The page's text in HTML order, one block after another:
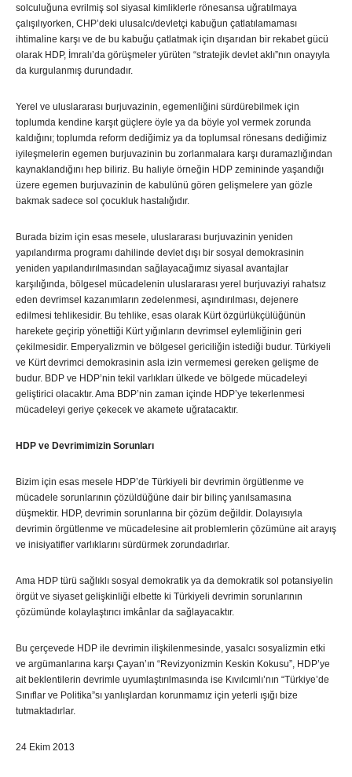
solculuğuna evrilmiş sol siyasal kimliklerle rönesansa uğratılmaya
çalışılıyorken, CHP’deki ulusalcı/devletçi kabuğun çatlatılamaması
ihtimaline karşı ve de bu kabuğu çatlatmak için dışarıdan bir rekabet gücü
olarak HDP, İmralı’da görüşmeler yürüten “stratejik devlet aklı”nın onayıyla
da kurgulanmış durundadır.
Yerel ve uluslararası burjuvazinin, egemenliğini sürdürebilmek için
toplumda kendine karşıt güçlere öyle ya da böyle yol vermek zorunda
kaldığını; toplumda reform dediğimiz ya da toplumsal rönesans dediğimiz
iyileşmelerin egemen burjuvazinin bu zorlanmalara karşı duramazlığından
kaynaklandığını hep biliriz. Bu haliyle örneğin HDP zemininde yaşandığı
üzere egemen burjuvazinin de kabulünü gören gelişmelere yan gözle
bakmak sadece sol çocukluk hastalığıdır.
Burada bizim için esas mesele, uluslararası burjuvazinin yeniden
yapılandırma programı dahilinde devlet dışı bir sosyal demokrasinin
yeniden yapılandırılmasından sağlayacağımız siyasal avantajlar
karşılığında, bölgesel mücadelenin uluslararası yerel burjuvaziyi rahatsız
eden devrimsel kazanımların zedelenmesi, aşındırılması, dejenere
edilmesi tehlikesidir. Bu tehlike, esas olarak Kürt özgürlükçülüğünün
harekete geçirip yönettiği Kürt yığınların devrimsel eylemliğinin geri
çekilmesidir. Emperyalizmin ve bölgesel gericiliğin istediği budur. Türkiyeli
ve Kürt devrimci demokrasinin asla izin vermemesi gereken gelişme de
budur. BDP ve HDP’nin tekil varlıkları ülkede ve bölgede mücadeleyi
geliştirici olacaktır. Ama BDP’nin zaman içinde HDP’ye tekerlenmesi
mücadeleyi geriye çekecek ve akamete uğratacaktır.
HDP ve Devrimimizin Sorunları
Bizim için esas mesele HDP’de Türkiyeli bir devrimin örgütlenme ve
mücadele sorunlarının çözüldüğüne dair bir bilinç yanılsamasına
düşmektir. HDP, devrimin sorunlarına bir çözüm değildir. Dolayısıyla
devrimin örgütlenme ve mücadelesine ait problemlerin çözümüne ait arayış
ve inisiyatifler varlıklarını sürdürmek zorundadırlar.
Ama HDP türü sağlıklı sosyal demokratik ya da demokratik sol potansiyelin
örgüt ve siyaset gelişkinliği elbette ki Türkiyeli devrimin sorunlarının
çözümünde kolaylaştırıcı imkânlar da sağlayacaktır.
Bu çerçevede HDP ile devrimin ilişkilenmesinde, yasalcı sosyalizmin etki
ve argümanlarına karşı Çayan’ın “Revizyonizmin Keskin Kokusu”, HDP’ye
ait beklentilerin devrimle uyumlaştırılmasında ise Kıvılcımlı’nın “Türkiye’de
Sınıflar ve Politika”sı yanlışlardan korunmamız için yeterli ışığı bize
tutmaktadırlar.
24 Ekim 2013